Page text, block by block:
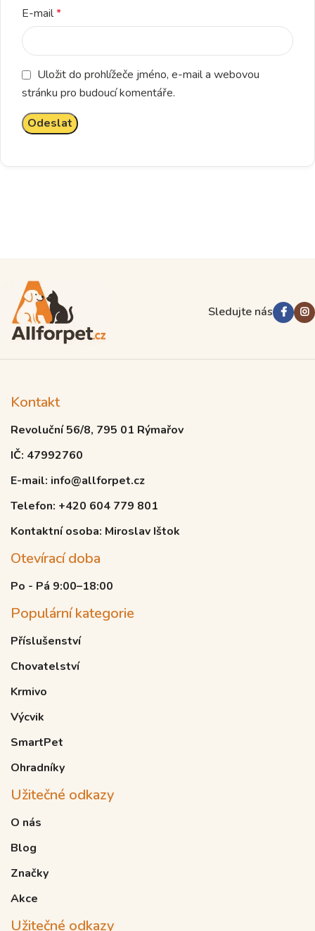
E-mail*
Uložit do prohlížeče jméno, e-mail a webovou
stránku pro budoucí komentáře.
Sledujte nás
Kontakt
Revoluční 56/8, 795 01 Rýmařov
IČ: 47992760
E-mail: info@allforpet.cz
Telefon: +420 604 779 801
Kontaktní osoba: Miroslav Ištok
Otevírací doba
Po - Pá 9:00–18:00
Populární kategorie
Příslušenství
Chovatelství
Krmivo
Výcvik
SmartPet
Ohradníky
Užitečné odkazy
O nás
Blog
Značky
Akce
Užitečné odkazy